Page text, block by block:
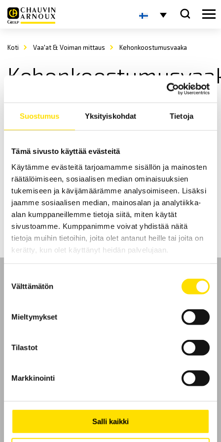
Suostumus Yksityiskohdat Tietoja
Tämä sivusto käyttää evästeitä
Käytämme evästeitä tarjoamamme sisällön ja mainosten
räätälöimiseen, sosiaalisen median ominaisuuksien
tukemiseen ja kävijämäärämme analysoimiseen. Lisäksi
jaamme sosiaalisen median, mainosalan ja analytiikka-
alan kumppaneillemme tietoja siitä, miten käytät
sivustoamme. Kumppanimme voivat yhdistää näitä
tietoja muihin tietoihin, joita olet antanut heille tai joita on
kerätty, kun olet käyttänyt heidän palvelujaan.
valinta
Välttämätön
Mieltymykset
Tilastot
Markkinointi
Salli kaikki
Koti Vaa'at & Voiman mittaus Kehonkoostumusvaaka
KERN MFB Kehonkoostumusvaaka
KERN MFB on kätevä ja käyttäjäystävällinen kehonkoostumusvaaka.
200.00€ LUE LISÄÄ
Evästeet